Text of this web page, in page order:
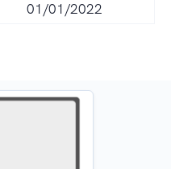
01/01/2022